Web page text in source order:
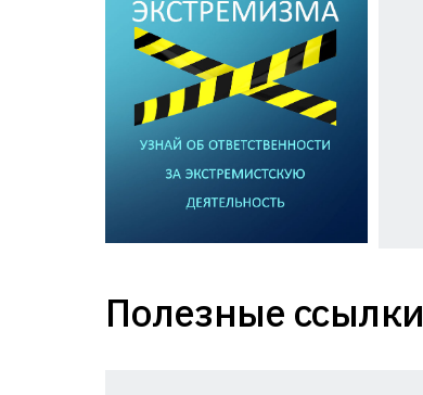
Полезные ссылки